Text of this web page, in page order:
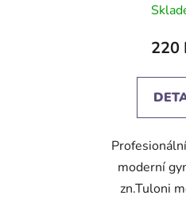
220
moderní
zn.Tuloni